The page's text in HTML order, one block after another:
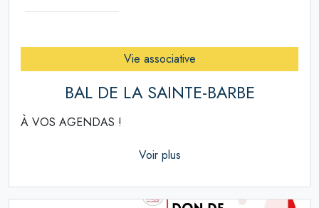
Vie associative
BAL DE LA SAINTE-BARBE
À VOS AGENDAS !
Voir plus